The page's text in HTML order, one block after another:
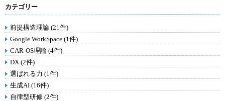
カテゴリー
前提構造理論 (21件)
Google WorkSpace (1件)
CAR-OS理論 (4件)
DX (2件)
選ばれる力 (1件)
生成AI (16件)
自律型研修 (2件)